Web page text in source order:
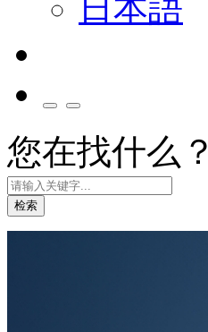
日本語
您在找什么？
检索